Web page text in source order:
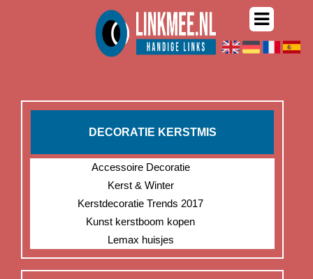
DECORATIE KERSTMIS
Accessoire Decoratie
Kerst & Winter
Kerstdecoratie Trends 2017
Kunst kerstboom kopen
Lemax huisjes